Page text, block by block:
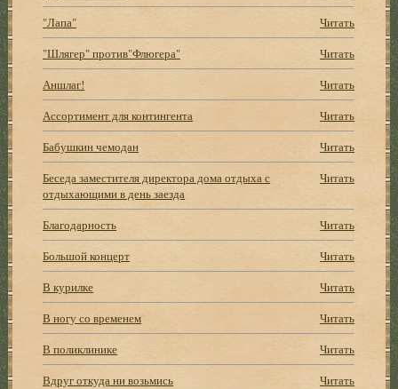
"Лапа"
Читать
"Шлягер" против"Флюгера"
Читать
Аншлаг!
Читать
Ассортимент для контингента
Читать
Бабушкин чемодан
Читать
Беседа заместителя директора дома отдыха с
отдыхающими в день заезда
Читать
Благодарность
Читать
Большой концерт
Читать
В курилке
Читать
В ногу со временем
Читать
В поликлинике
Читать
Вдруг откуда ни возьмись
Читать